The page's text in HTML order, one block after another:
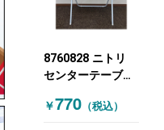
8760828 ニトリ
センターテーブ
ル 折りたたみテー
￥770 （税込）